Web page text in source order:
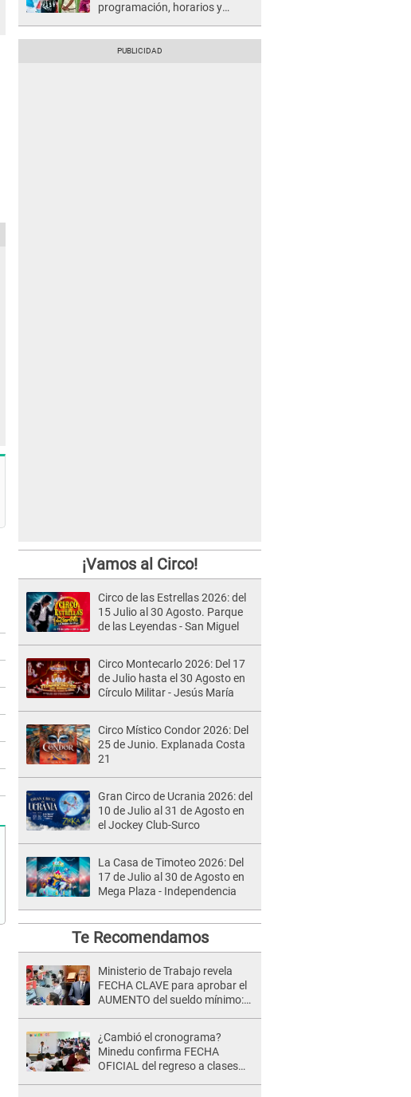
programación, horarios y
¡Vamos al Circo!
Circo de las Estrellas 2026: del
15 Julio al 30 Agosto. Parque
de las Leyendas - San Miguel
Circo Montecarlo 2026: Del 17
de Julio hasta el 30 Agosto en
Círculo Militar - Jesús María
Circo Místico Condor 2026: Del
25 de Junio. Explanada Costa
21
Gran Circo de Ucrania 2026: del
10 de Julio al 31 de Agosto en
el Jockey Club-Surco
La Casa de Timoteo 2026: Del
17 de Julio al 30 de Agosto en
Mega Plaza - Independencia
Te Recomendamos
Ministerio de Trabajo revela
FECHA CLAVE para aprobar el
AUMENTO del sueldo mínimo:
¿Cambió el cronograma?
Minedu confirma FECHA
OFICIAL del regreso a clases